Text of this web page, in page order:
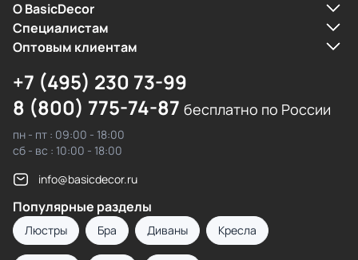
О BasicDecor
Cпециалистам
Оптовым клиентам
+7 (495) 230 73-99
8 (800) 775-74-87 бесплатно по России
пн - пт : 09:00 - 18:00
сб - вс : 10:00 - 18:00
info@basicdecor.ru
Популярные разделы
Люстры Бра Диваны Кресла